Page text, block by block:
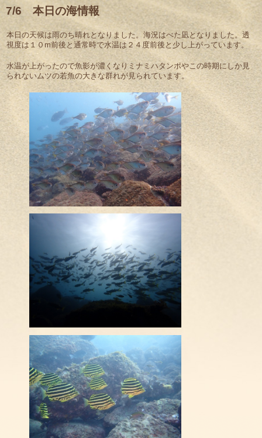
へ
ス
ッ
プ
7/6 本日の海情報
本日の天候は雨のち晴れとなりました。海況はべた凪となりました。透
視度は１０m前後と通常時で水温は２４度前後と少し上がっています。
水温が上がったので魚影が濃くなりミナミハタンポやこの時期にしか見
られないムツの若魚の大きな群れが見られています。